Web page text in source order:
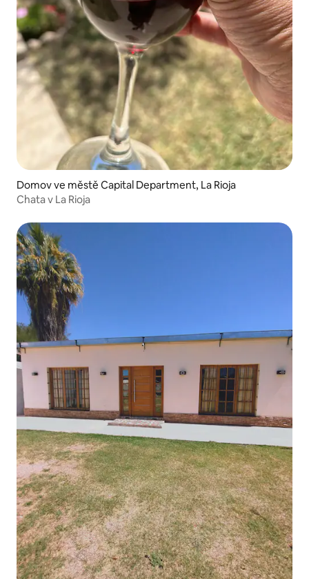
Domov ve městě Capital Department, La Rioja
Chata v La Rioja